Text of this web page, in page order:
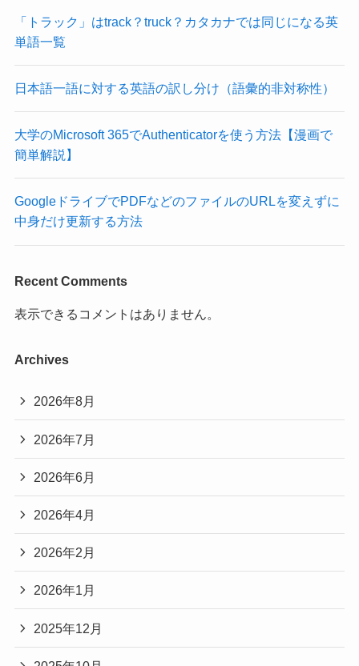
「トラック」はtrack？truck？カタカナでは同じになる英
単語一覧
日本語一語に対する英語の訳し分け（語彙的非対称性）
大学のMicrosoft 365でAuthenticatorを使う方法【漫画で
簡単解説】
GoogleドライブでPDFなどのファイルのURLを変えずに
中身だけ更新する方法
Recent Comments
表示できるコメントはありません。
Archives
2026年8月
2026年7月
2026年6月
2026年4月
2026年2月
2026年1月
2025年12月